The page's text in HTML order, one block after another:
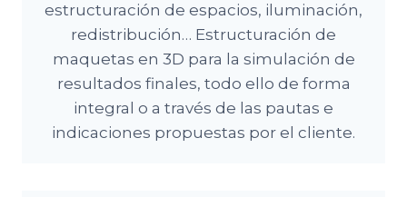
estructuración de espacios, iluminación,
redistribución… Estructuración de
maquetas en 3D para la simulación de
resultados finales, todo ello de forma
integral o a través de las pautas e
indicaciones propuestas por el cliente.